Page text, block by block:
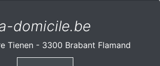
domicile.be
Tienen - 3300 Brabant Flamand